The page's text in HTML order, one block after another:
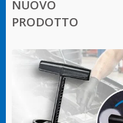
NUOVO
PRODOTTO